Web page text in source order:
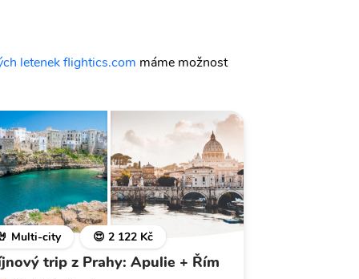
letenek flightics.com máme možnost
Multi-city 😍 2 122 Kč
trip z Prahy: Apulie + Řím